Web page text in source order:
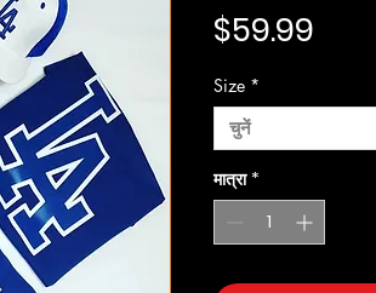
$59.99
Size *
चुनें
मात्रा *